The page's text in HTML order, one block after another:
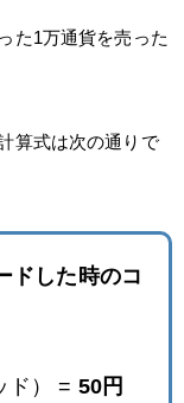
た1万通貨を売った
算式は次の通りで
ドした時のコ
ド） = 50円